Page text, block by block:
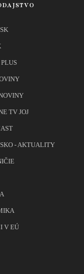
TV JOJ
- AKTUALITY
V EÚ